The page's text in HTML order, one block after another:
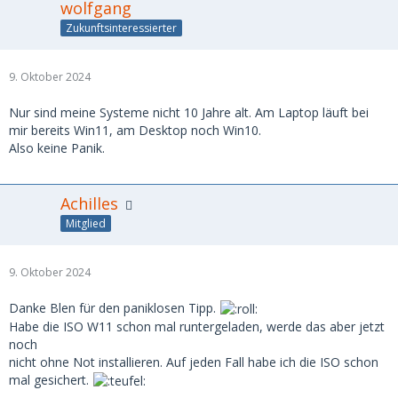
wolfgang
Zukunftsinteressierter
9. Oktober 2024
Nur sind meine Systeme nicht 10 Jahre alt. Am Laptop läuft bei
mir bereits Win11, am Desktop noch Win10.
Also keine Panik.
Achilles
Mitglied
9. Oktober 2024
Danke Blen für den paniklosen Tipp.
Habe die ISO W11 schon mal runtergeladen, werde das aber jetzt
noch
nicht ohne Not installieren. Auf jeden Fall habe ich die ISO schon
mal gesichert.